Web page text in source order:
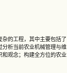
的工程，其中主要包括了
分析当前农业机械管理与维
和观念；构建全方位的农业